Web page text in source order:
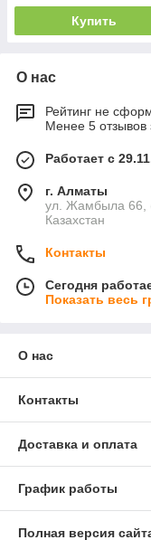
Купить
О нас
Рейтинг не
Менее 5 отзывов
Работает с
г. Алматы
ул. Жамбыла 66,
Казахстан
Контакты
Сегодня
Показать весь
О нас
Контакты
Доставка и оплата
График работы
Полная версия